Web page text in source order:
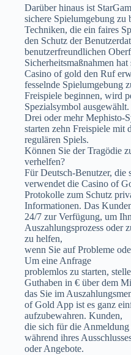
Darüber hinaus ist
sichere Spielumgebung zu
Techniken, die ein faires
den Schutz der
benutzerfreundlichen
Sicherheitsmaßnahmen hat
Casino of gold den Ruf
fesselnde Spielumgebung
Freispiele beginnen, wird
Spezialsymbol ausgewählt.
Drei oder mehr Mephisto-
starten zehn Freispiele mit
regulären Spiels.
Können Sie der Tragödie
verhelfen?
Für Deutsch-Benutzer, die
verwendet die Casino of
Protokolle zum Schutz
Informationen. Das
24/7 zur Verfügung, um
Auszahlungsprozess oder
zu helfen,
wenn Sie auf Probleme
Um eine Anfrage
problemlos zu starten,
Guthaben in € über dem
das Sie im
of Gold App ist es ganz
aufzubewahren. Kunden,
die sich für die Anmeldung
während ihres
oder Angebote.